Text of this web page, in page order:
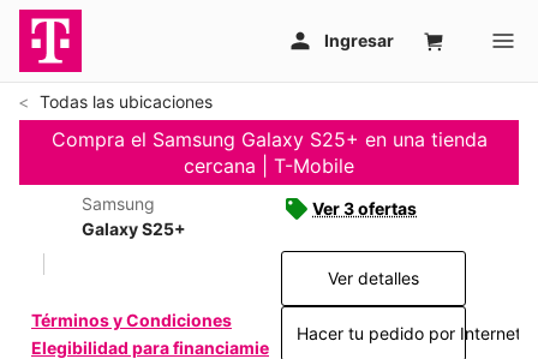
Todas las ubicaciones
Compra el Samsung Galaxy S25+ en una tienda
cercana | T-Mobile
Samsung
Galaxy S25+
Términos y Condiciones
Elegibilidad para financiamiento
Ver 3 ofertas
Ver detalles
Hacer tu pedido por Internet >